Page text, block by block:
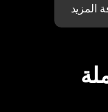
المزيد
100 عملة